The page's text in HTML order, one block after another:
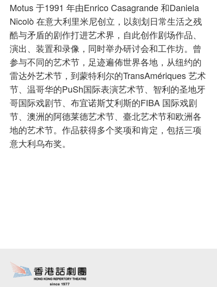
Motus 于1991 年由Enrico Casagrande 和Daniela
Nicolò 在意大利里米尼创立，以刻划日常生活之残
酷与矛盾的剧作打进艺术界，自此创作剧场作品、
演出、装置和录像，同时举办研讨会和工作坊。曾
参与不同的艺术节，足迹遍佈世界各地，从纽约的
雷达外艺术节，到蒙特利尔的TransAmériques 艺术
节、温哥华的PuSh国际表演艺术节、智利的圣地牙
哥国际戏剧节、布宜诺斯艾利斯的FIBA 国际戏剧
节、澳洲的阿德莱德艺术节、臺北艺术节和欧洲各
地的艺术节。作品获得多个奖项和肯定，包括三项
意大利乌布奖。